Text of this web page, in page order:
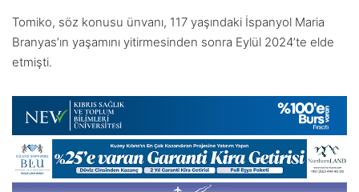
Tomiko, söz konusu ünvanı, 117 yaşındaki İspanyol Maria
Branyas’ın yaşamını yitirmesinden sonra Eylül 2024’te elde
etmişti.